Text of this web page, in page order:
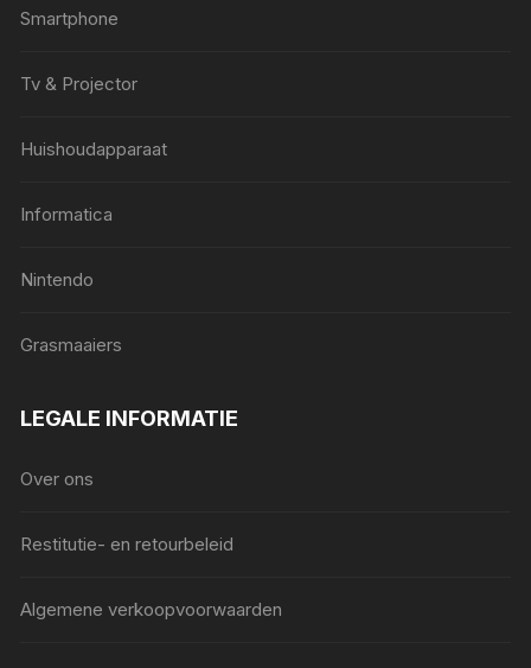
Smartphone
Tv & Projector
Huishoudapparaat
Informatica
Nintendo
Grasmaaiers
LEGALE INFORMATIE
Over ons
Restitutie- en retourbeleid
Algemene verkoopvoorwaarden